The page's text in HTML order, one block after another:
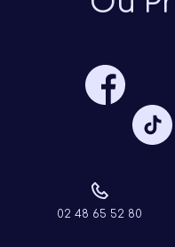
02 48 65 52 80